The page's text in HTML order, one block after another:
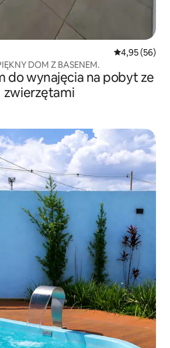
Średnia
4,95 (56)
DOM Z BASENEM.
do wynajęcia na pobyt ze
zwierzętami